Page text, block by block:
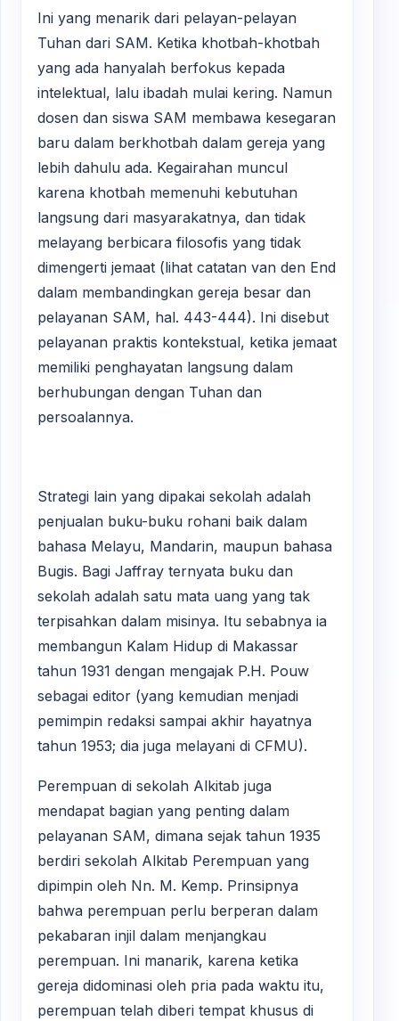
Ini yang menarik dari pelayan-pelayan
Tuhan dari SAM. Ketika khotbah-khotbah
yang ada hanyalah berfokus kepada
intelektual, lalu ibadah mulai kering. Namun
dosen dan siswa SAM membawa kesegaran
baru dalam berkhotbah dalam gereja yang
lebih dahulu ada. Kegairahan muncul
karena khotbah memenuhi kebutuhan
langsung dari masyarakatnya, dan tidak
melayang berbicara filosofis yang tidak
dimengerti jemaat (lihat catatan van den End
dalam membandingkan gereja besar dan
pelayanan SAM, hal. 443-444). Ini disebut
pelayanan praktis kontekstual, ketika jemaat
memiliki penghayatan langsung dalam
berhubungan dengan Tuhan dan
persoalannya.
Strategi lain yang dipakai sekolah adalah
penjualan buku-buku rohani baik dalam
bahasa Melayu, Mandarin, maupun bahasa
Bugis. Bagi Jaffray ternyata buku dan
sekolah adalah satu mata uang yang tak
terpisahkan dalam misinya. Itu sebabnya ia
membangun Kalam Hidup di Makassar
tahun 1931 dengan mengajak P.H. Pouw
sebagai editor (yang kemudian menjadi
pemimpin redaksi sampai akhir hayatnya
tahun 1953; dia juga melayani di CFMU).
Perempuan di sekolah Alkitab juga
mendapat bagian yang penting dalam
pelayanan SAM, dimana sejak tahun 1935
berdiri sekolah Alkitab Perempuan yang
dipimpin oleh Nn. M. Kemp. Prinsipnya
bahwa perempuan perlu berperan dalam
pekabaran injil dalam menjangkau
perempuan. Ini manarik, karena ketika
gereja didominasi oleh pria pada waktu itu,
perempuan telah diberi tempat khusus di